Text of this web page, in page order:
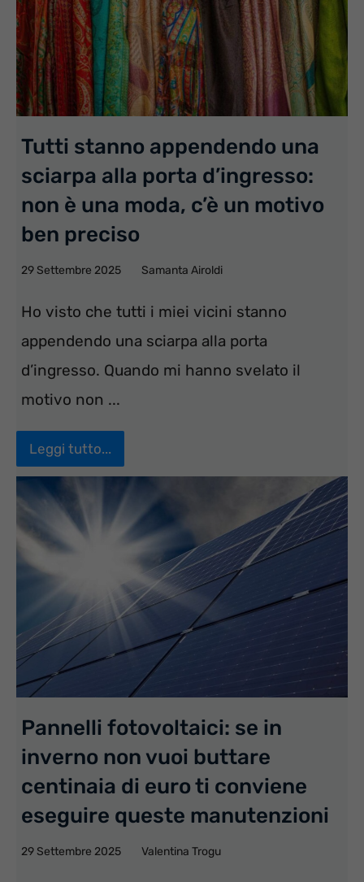
Tutti stanno appendendo una
sciarpa alla porta d’ingresso:
non è una moda, c’è un motivo
ben preciso
29 Settembre 2025 Samanta Airoldi
Ho visto che tutti i miei vicini stanno
appendendo una sciarpa alla porta
d’ingresso. Quando mi hanno svelato il
motivo non ...
Leggi tutto...
Pannelli fotovoltaici: se in
inverno non vuoi buttare
centinaia di euro ti conviene
eseguire queste manutenzioni
29 Settembre 2025 Valentina Trogu